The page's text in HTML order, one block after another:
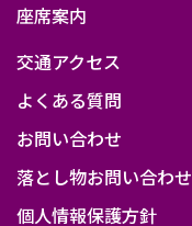
座席案内
交通アクセス
よくある質問
お問い合わせ
落とし物お問い合わせ
個人情報保護方針